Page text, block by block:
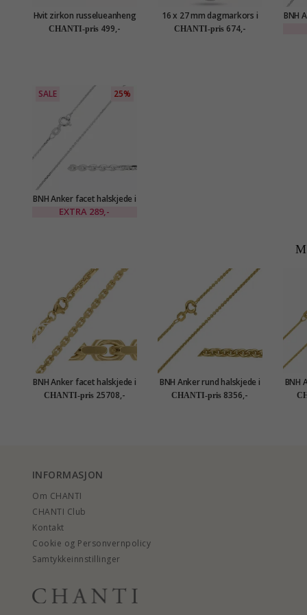
Hvit zirkon russelueanheng
i rodinert sølv
CHANTI-pris 499,-
16 x 27 mm dagmarkors i
sølv - Amoré
CHANTI-pris 674,-
BNH
SALE 25%
BNH Anker facet halskjede i
sølv 45 cm x 1,1 mm
EXTRA 289,-
BNH Anker facet halskjede i
8 karat 45 cm x 3,1 mm
CHANTI-pris 25708,-
BNH Anker rund halskjede i
14 karat gull 50 cm x 1,5
mm
CHANTI-pris 8356,-
BNH
14
INFORMASJON
Om CHANTI
CHANTI Club
Kontakt
Cookie og Personvernpolicy
Samtykkeinnstillinger